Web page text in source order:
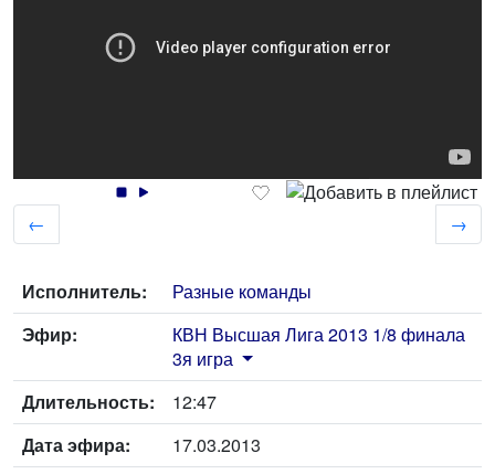
← →
Исполнитель:
Разные команды
Эфир:
КВН Высшая Лига 2013 1/8 финала
3я игра
Длительность:
12:47
Дата эфира:
17.03.2013